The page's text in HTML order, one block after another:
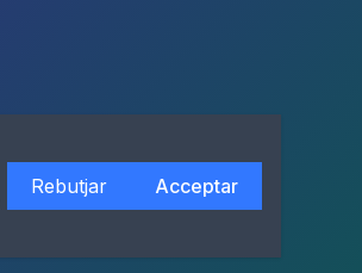
Rebutjar Acceptar